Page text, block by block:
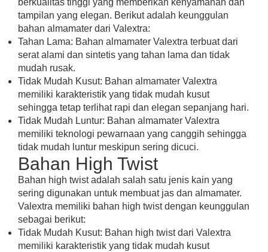
berkualitas tinggi yang memberikan kenyamanan dan
tampilan yang elegan. Berikut adalah keunggulan
bahan almamater dari Valextra:
Tahan Lama: Bahan almamater Valextra terbuat dari
serat alami dan sintetis yang tahan lama dan tidak
mudah rusak.
Tidak Mudah Kusut: Bahan almamater Valextra
memiliki karakteristik yang tidak mudah kusut
sehingga tetap terlihat rapi dan elegan sepanjang hari.
Tidak Mudah Luntur: Bahan almamater Valextra
memiliki teknologi pewarnaan yang canggih sehingga
tidak mudah luntur meskipun sering dicuci.
Bahan High Twist
Bahan high twist adalah salah satu jenis kain yang
sering digunakan untuk membuat jas dan almamater.
Valextra memiliki bahan high twist dengan keunggulan
sebagai berikut:
Tidak Mudah Kusut: Bahan high twist dari Valextra
memiliki karakteristik yang tidak mudah kusut